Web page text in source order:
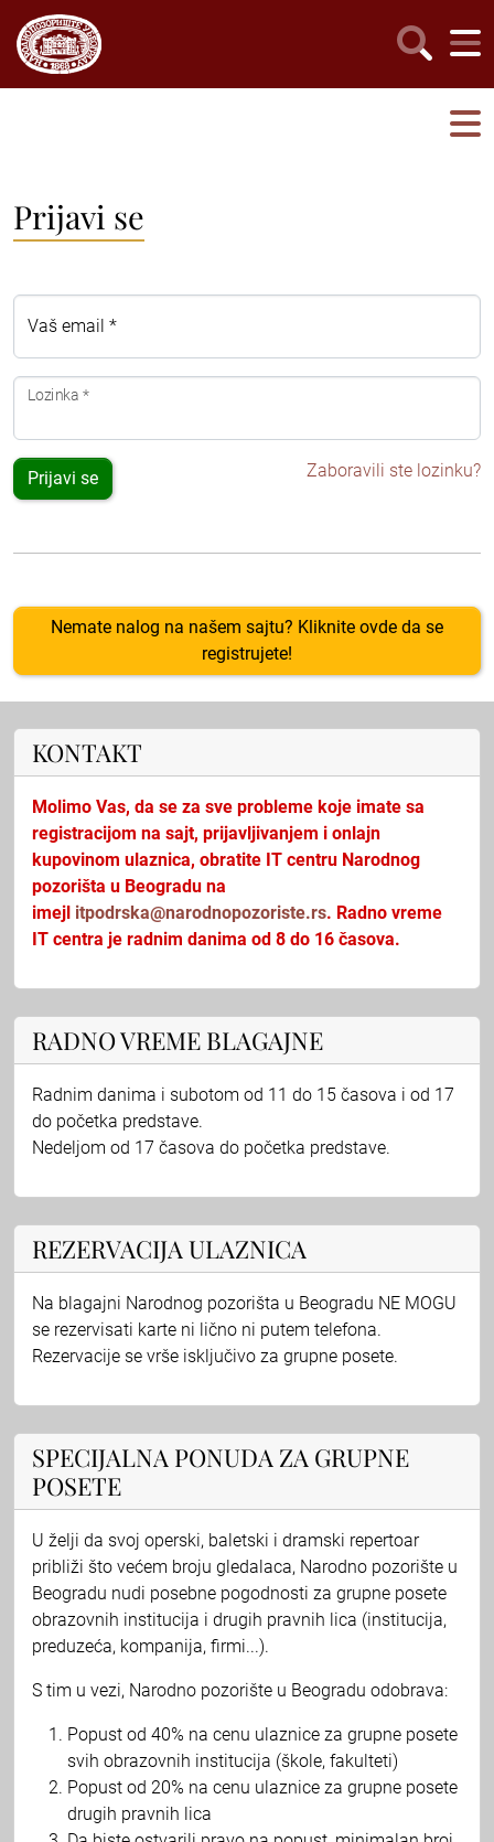
Prijavi se
Vaš email *
Lozinka *
Prijavi se Zaboravili ste lozinku?
Nemate nalog na našem sajtu? Kliknite ovde da se
registrujete!
KONTAKT
Molimo Vas, da se za sve probleme koje imate sa
registracijom na sajt, prijavljivanjem i onlajn
kupovinom ulaznica, obratite IT centru Narodnog
pozorišta u Beogradu na
imejl itpodrska@narodnopozoriste.rs. Radno vreme
IT centra je radnim danima od 8 do 16 časova.
RADNO VREME BLAGAJNE
Radnim danima i subotom od 11 do 15 časova i od 17
do početka predstave.
Nedeljom od 17 časova do početka predstave.
REZERVACIJA ULAZNICA
Na blagajni Narodnog pozorišta u Beogradu NE MOGU
se rezervisati karte ni lično ni putem telefona.
Rezervacije se vrše isključivo za grupne posete.
SPECIJALNA PONUDA ZA GRUPNE
POSETE
U želji da svoj operski, baletski i dramski repertoar
približi što većem broju gledalaca, Narodno pozorište u
Beogradu nudi posebne pogodnosti za grupne posete
obrazovnih institucija i drugih pravnih lica (institucija,
preduzeća, kompanija, firmi...).
S tim u vezi, Narodno pozorište u Beogradu odobrava:
Popust od 40% na cenu ulaznice za grupne posete
svih obrazovnih institucija (škole, fakulteti)
Popust od 20% na cenu ulaznice za grupne posete
drugih pravnih lica